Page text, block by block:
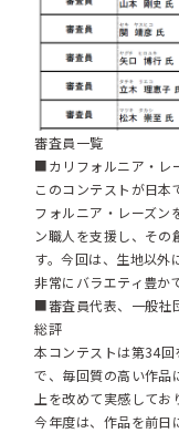
審査員一覧
■カリフォルニア・レ
このコンテストが日
フォルニア・レーズン
ン職人を支援し、その
す。今回は、生地以外
非常にバラエティ豊か
■審査員代表、一般社
総評
本コンテストは第34
で、毎回質の高い作品
上を改めて実感してお
今年度は、作品を前日